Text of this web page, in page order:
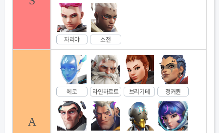
자리야 소전
A
에코 라인하르트 브리기테 정커퀸